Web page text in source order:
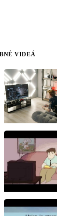
VIDEÁ